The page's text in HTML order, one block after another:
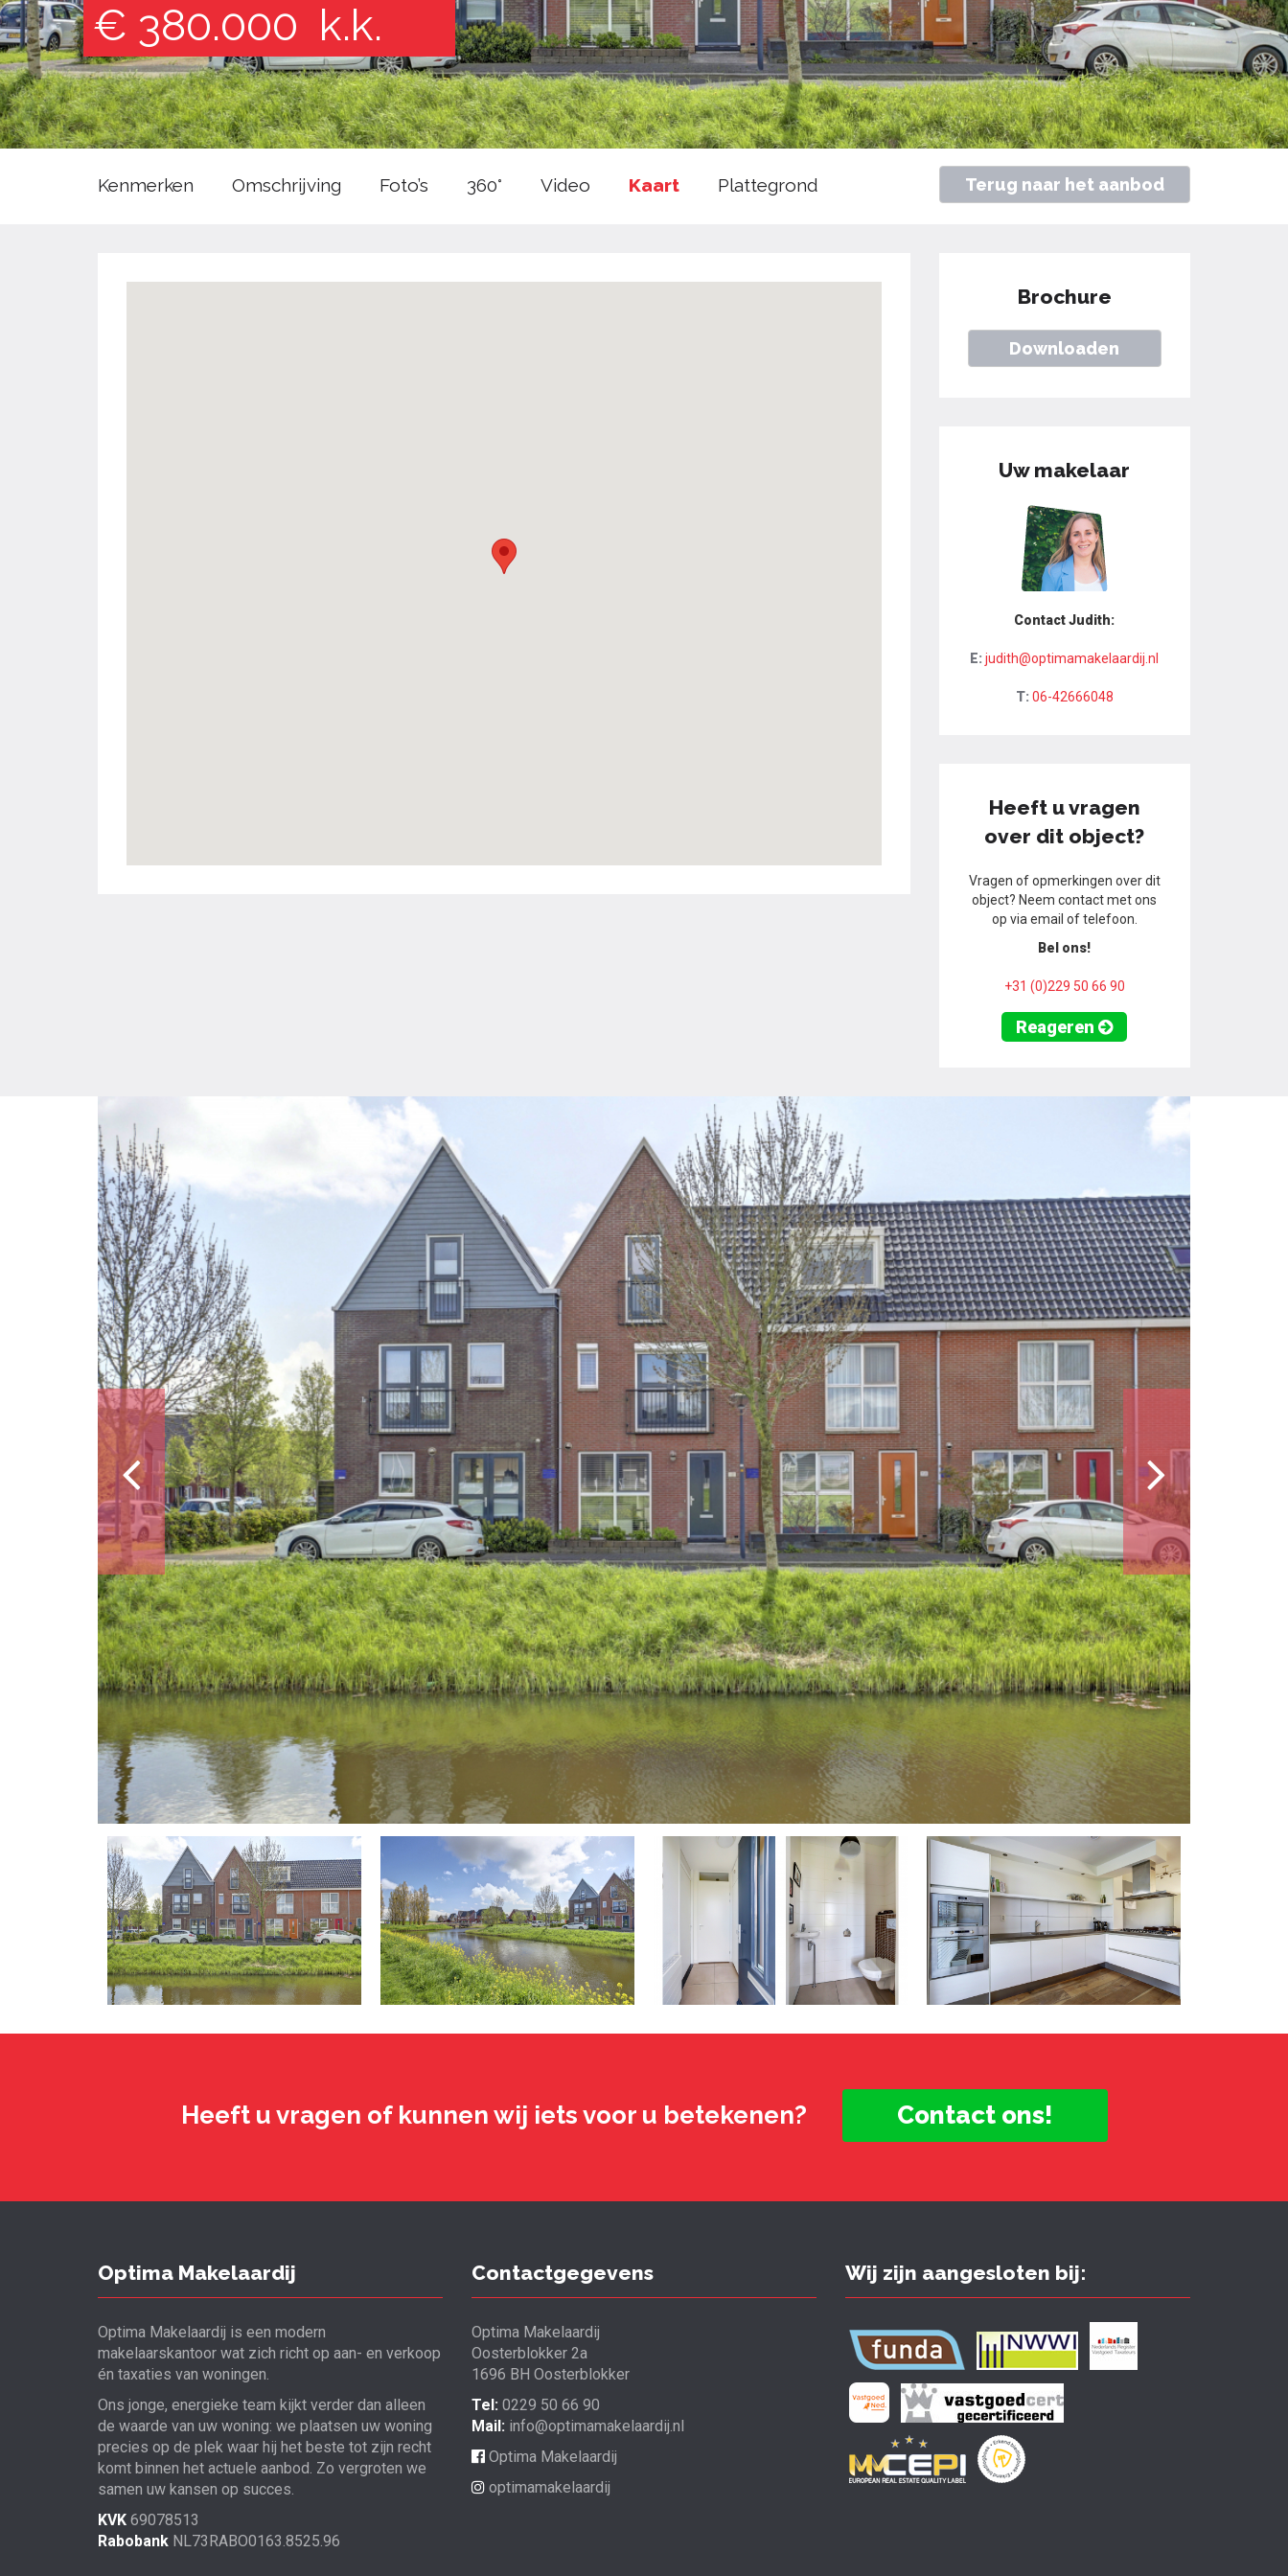
€ 380.000 k.k.
Kenmerken Omschrijving Foto’s 360° Video Kaart Plattegrond Terug naar het aanbod
Brochure
Downloaden
Uw makelaar
Contact Judith:
E: judith@optimamakelaardij.nl
T: 06-42666048
Heeft u vragen
over dit object?
Vragen of opmerkingen over dit
object? Neem contact met ons
op via email of telefoon.
Bel ons!
+31 (0)229 50 66 90
Reageren
Heeft u vragen of kunnen wij iets voor u betekenen? Contact ons!
Optima Makelaardij
Optima Makelaardij is een modern
makelaarskantoor wat zich richt op aan- en verkoop
én taxaties van woningen.
Ons jonge, energieke team kijkt verder dan alleen
de waarde van uw woning: we plaatsen uw woning
precies op de plek waar hij het beste tot zijn recht
komt binnen het actuele aanbod. Zo vergroten we
samen uw kansen op succes.
KVK 69078513
Rabobank NL73RABO0163.8525.96
Contactgegevens
Optima Makelaardij
Oosterblokker 2a
1696 BH Oosterblokker
Tel: 0229 50 66 90
Mail: info@optimamakelaardij.nl
Optima Makelaardij
optimamakelaardij
Wij zijn aangesloten bij: